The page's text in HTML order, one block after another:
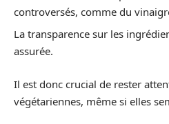
controversés, comme du
La transparence sur les
assurée.
Il est donc crucial de rester
végétariennes, même si elles